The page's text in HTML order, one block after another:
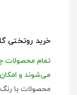
خرید روتختی
می‌شوند و امکان